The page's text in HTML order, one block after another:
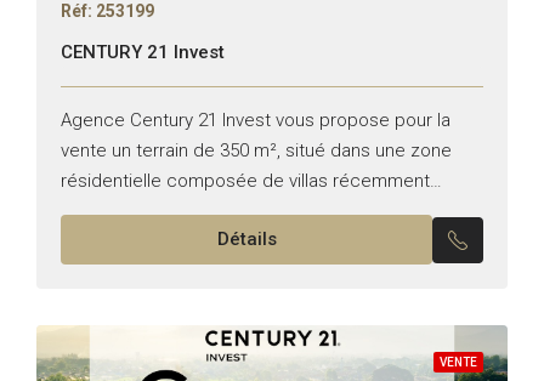
Réf: 253199
CENTURY 21 Invest
Agence Century 21 Invest vous propose pour la
vente un terrain de 350 m², situé dans une zone
résidentielle composée de villas récemment
construites à la Nouvelle Soukra. Vocation :
Habitation R+2 Pour...Détails
VENTE